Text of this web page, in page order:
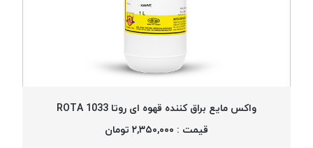
واکس مایع براق کننده قهوه ای روتا 1033 ROTA
قیمت : ۲,۳۵۰,۰۰۰ تومان